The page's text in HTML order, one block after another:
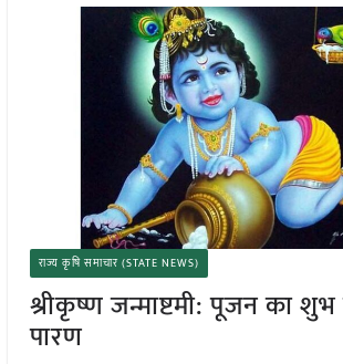
राज्य कृषि समाचार (STATE NEWS)
श्रीकृष्ण जन्माष्टमी: पूजन का शुभ
पारण